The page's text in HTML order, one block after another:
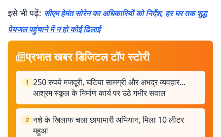
इसे भी पढ़ें: सीएम हेमंत सोरेन का अधिकारियों को निर्देश, हर घर तक शुद्ध
पेयजल पहुंचाने में न हो कोई ढिलाई
प्रभात खबर डिजिटल टॉप स्टोरी
1 250 रुपये मजदूरी, घटिया सामग्री और अभद्र व्यवहार...
आश्रम स्कूल के निर्माण कार्य पर उठे गंभीर सवाल
2 नशे के खिलाफ चला छापामारी अभियान, मिला 10 लीटर
महुआ